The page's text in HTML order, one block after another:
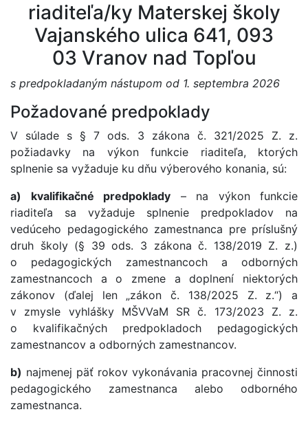
riaditeľa/ky Materskej školy
Vajanského ulica 641, 093
03 Vranov nad Topľou
s predpokladaným nástupom od 1. septembra 2026
Požadované predpoklady
V súlade s § 7 ods. 3 zákona č. 321/2025 Z. z.
požiadavky na výkon funkcie riaditeľa, ktorých
splnenie sa vyžaduje ku dňu výberového konania, sú:
a) kvalifikačné predpoklady – na výkon funkcie
riaditeľa sa vyžaduje splnenie predpokladov na
vedúceho pedagogického zamestnanca pre príslušný
druh školy (§ 39 ods. 3 zákona č. 138/2019 Z. z.)
o pedagogických zamestnancoch a odborných
zamestnancoch a o zmene a doplnení niektorých
zákonov (ďalej len „zákon č. 138/2025 Z. z.“) a
v zmysle vyhlášky MŠVVaM SR č. 173/2023 Z. z.
o kvalifikačných predpokladoch pedagogických
zamestnancov a odborných zamestnancov.
b) najmenej päť rokov vykonávania pracovnej činnosti
pedagogického zamestnanca alebo odborného
zamestnanca.